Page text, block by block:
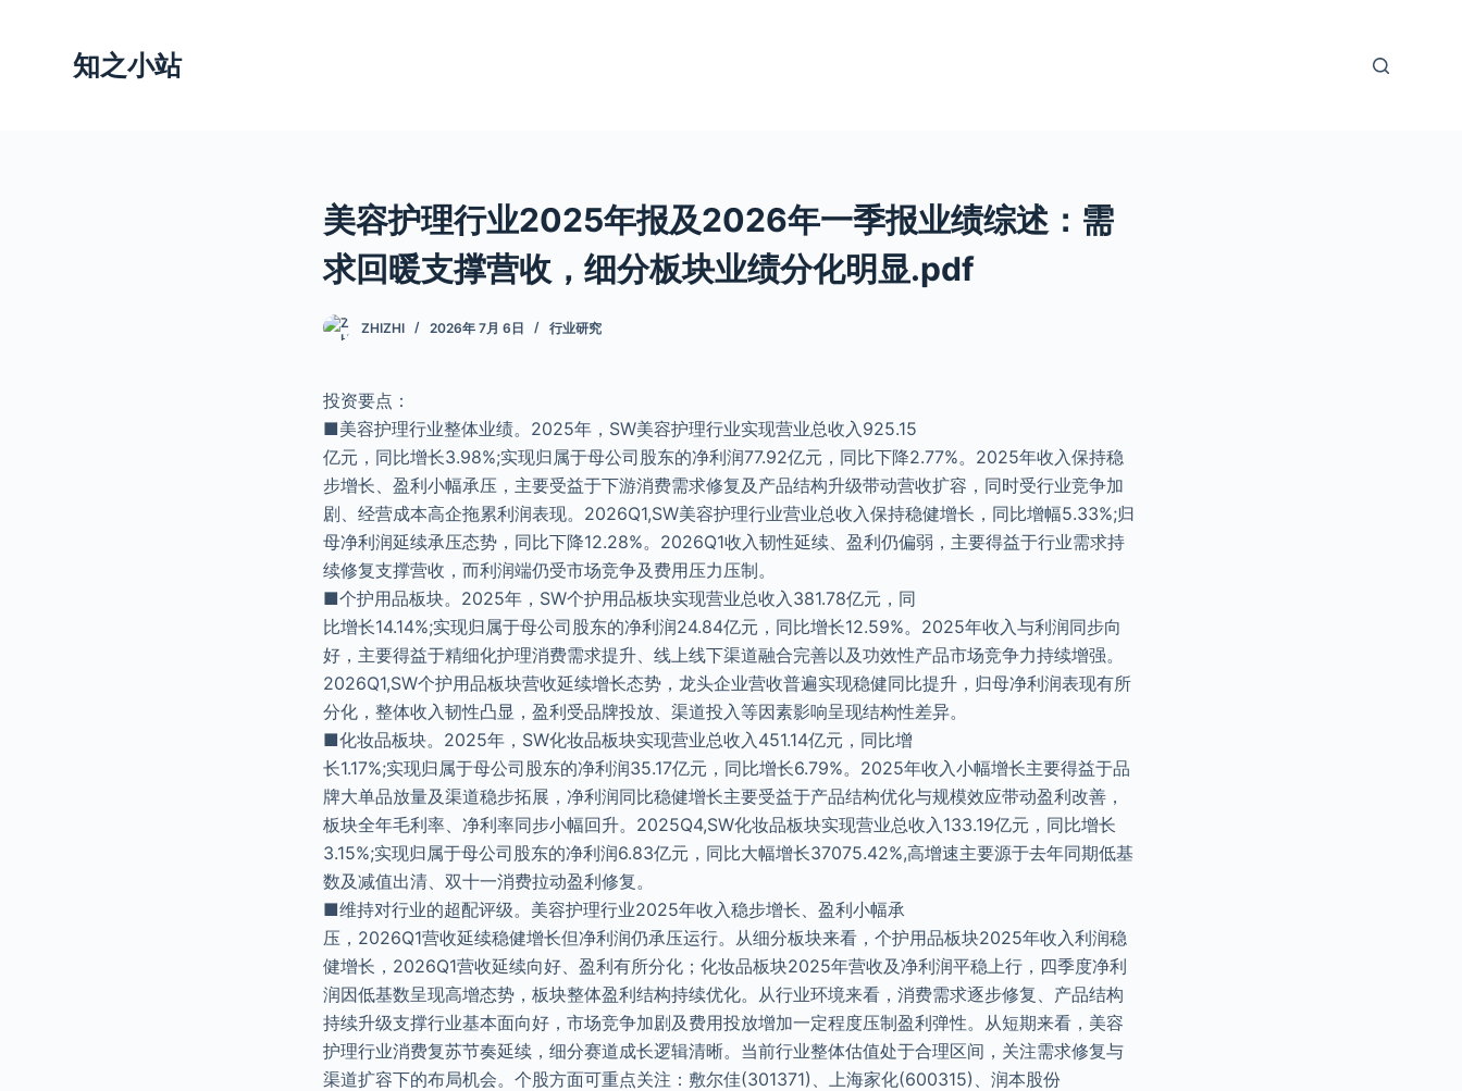
知之小站
美容护理行业2025年报及2026年一季报业绩综述：需
求回暖支撑营收，细分板块业绩分化明显.pdf
ZHIZHI 2026年 7月 6日 行业研究
投资要点：
■美容护理行业整体业绩。2025年，SW美容护理行业实现营业总收入925.15
亿元，同比增长3.98%;实现归属于母公司股东的净利润77.92亿元，同比下降2.77%。2025年收入保持稳
步增长、盈利小幅承压，主要受益于下游消费需求修复及产品结构升级带动营收扩容，同时受行业竞争加
剧、经营成本高企拖累利润表现。2026Q1,SW美容护理行业营业总收入保持稳健增长，同比增幅5.33%;归
母净利润延续承压态势，同比下降12.28%。2026Q1收入韧性延续、盈利仍偏弱，主要得益于行业需求持
续修复支撑营收，而利润端仍受市场竞争及费用压力压制。
■个护用品板块。2025年，SW个护用品板块实现营业总收入381.78亿元，同
比增长14.14%;实现归属于母公司股东的净利润24.84亿元，同比增长12.59%。2025年收入与利润同步向
好，主要得益于精细化护理消费需求提升、线上线下渠道融合完善以及功效性产品市场竞争力持续增强。
2026Q1,SW个护用品板块营收延续增长态势，龙头企业营收普遍实现稳健同比提升，归母净利润表现有所
分化，整体收入韧性凸显，盈利受品牌投放、渠道投入等因素影响呈现结构性差异。
■化妆品板块。2025年，SW化妆品板块实现营业总收入451.14亿元，同比增
长1.17%;实现归属于母公司股东的净利润35.17亿元，同比增长6.79%。2025年收入小幅增长主要得益于品
牌大单品放量及渠道稳步拓展，净利润同比稳健增长主要受益于产品结构优化与规模效应带动盈利改善，
板块全年毛利率、净利率同步小幅回升。2025Q4,SW化妆品板块实现营业总收入133.19亿元，同比增长
3.15%;实现归属于母公司股东的净利润6.83亿元，同比大幅增长37075.42%,高增速主要源于去年同期低基
数及减值出清、双十一消费拉动盈利修复。
■维持对行业的超配评级。美容护理行业2025年收入稳步增长、盈利小幅承
压，2026Q1营收延续稳健增长但净利润仍承压运行。从细分板块来看，个护用品板块2025年收入利润稳
健增长，2026Q1营收延续向好、盈利有所分化；化妆品板块2025年营收及净利润平稳上行，四季度净利
润因低基数呈现高增态势，板块整体盈利结构持续优化。从行业环境来看，消费需求逐步修复、产品结构
持续升级支撑行业基本面向好，市场竞争加剧及费用投放增加一定程度压制盈利弹性。从短期来看，美容
护理行业消费复苏节奏延续，细分赛道成长逻辑清晰。当前行业整体估值处于合理区间，关注需求修复与
渠道扩容下的布局机会。个股方面可重点关注：敷尔佳(301371)、上海家化(600315)、润本股份